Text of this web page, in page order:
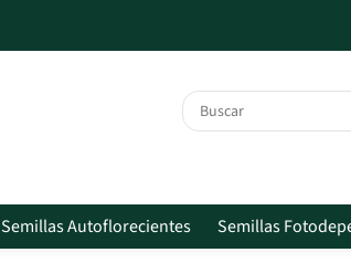
Semillas Autoflorecientes Semillas